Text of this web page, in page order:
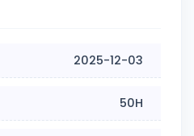
2025-12-03
50H